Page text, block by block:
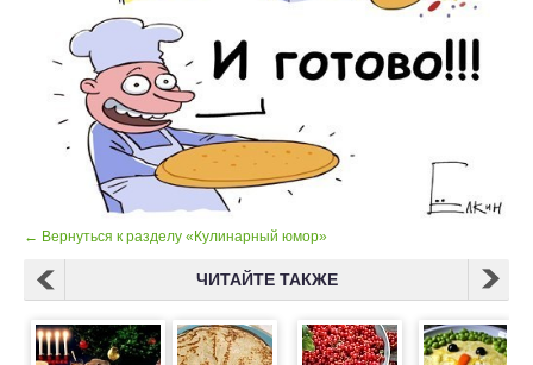
← Вернуться к разделу «Кулинарный юмор»
ЧИТАЙТЕ ТАКЖЕ